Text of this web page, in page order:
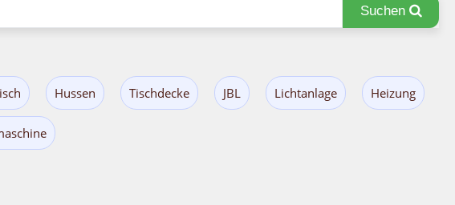
Suchen
Hussen Tischdecke JBL Lichtanlage Heizung